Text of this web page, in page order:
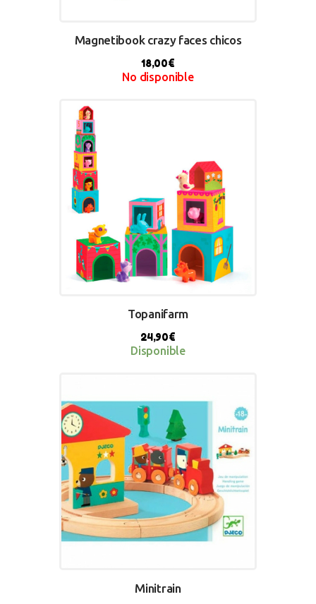
Magnetibook crazy faces chicos
18,00€
No disponible
Topanifarm
24,90€
Disponible
Minitrain